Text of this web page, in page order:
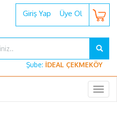
Giriş Yap Üye Ol
Şube: İDEAL ÇEKMEKÖY